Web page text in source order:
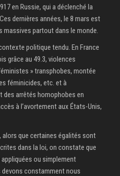
en Russie, qui a déclenché la
dernières années, le 8 mars est
massives partout dans le monde.
politique tendu. En France
grâce au 49.3, violences
» transphobes, montée
féminicides, etc. et à
des arrêtés homophobes en
à l’avortement aux États-Unis,
alors que certaines égalités sont
dans la loi, on constate que
ou simplement
constamment nous